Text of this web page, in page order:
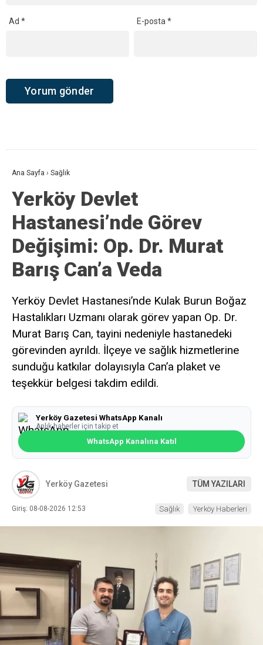
Ad * E-posta*
Ana Sayfa › Sağlık
Yerköy Devlet
Hastanesi’nde Görev
Değişimi: Op. Dr. Murat
Barış Can’a Veda
Yerköy Devlet Hastanesi’nde Kulak Burun Boğaz
Hastalıkları Uzmanı olarak görev yapan Op. Dr.
Murat Barış Can, tayini nedeniyle hastanedeki
görevinden ayrıldı. İlçeye ve sağlık hizmetlerine
sunduğu katkılar dolayısıyla Can’a plaket ve
teşekkür belgesi takdim edildi.
Yerköy Gazetesi WhatsApp Kanalı
Anlık haberler için takip et
WhatsApp Kanalına Katıl
Yerköy Gazetesi TÜM YAZILARI
Giriş: 08-08-2026 12:53 Sağlık Yerköy Haberleri